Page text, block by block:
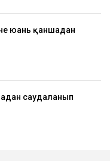
юань қаншадан
саудаланып